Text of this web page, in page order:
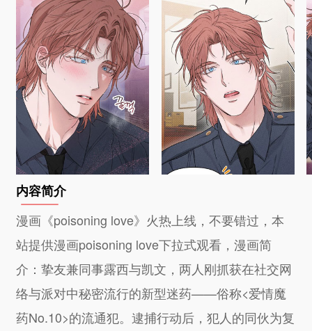
内容简介
漫画《poisoning love》火热上线，不要错过，本
站提供漫画poisoning love下拉式观看，漫画简
介：挚友兼同事露西与凯文，两人刚抓获在社交网
络与派对中秘密流行的新型迷药——俗称<爱情魔
药No.10>的流通犯。逮捕行动后，犯人的同伙为复